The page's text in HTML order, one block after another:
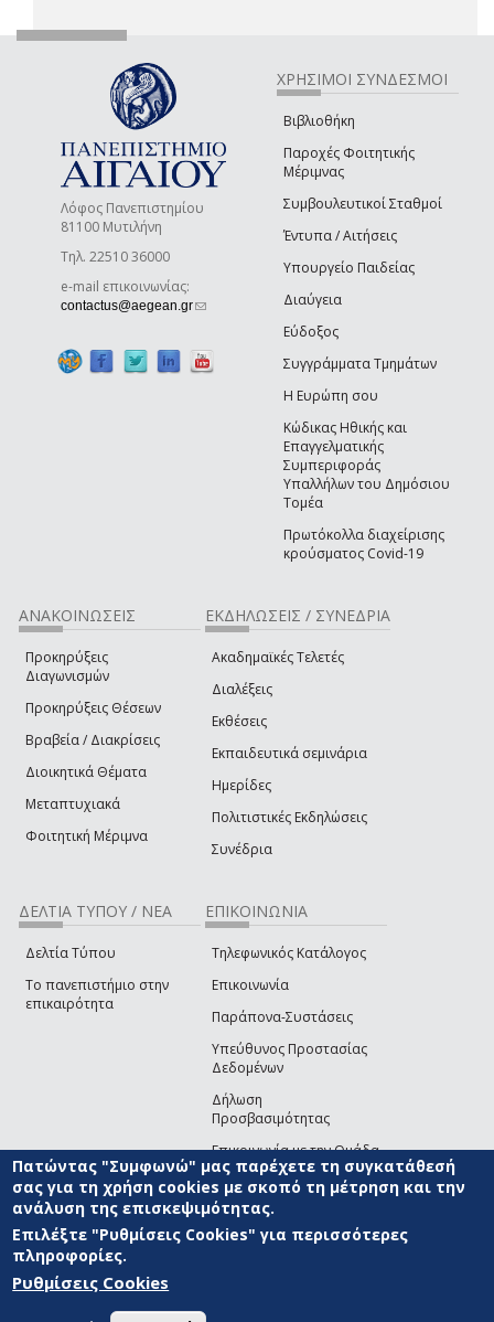
Λόφος Πανεπιστημίου
81100 Μυτιλήνη
Τηλ. 22510 36000
e-mail επικοινωνίας:
contactus@aegean.gr(link sends e-mail)
ΧΡΗΣΙΜΟΙ ΣΥΝΔΕΣΜΟΙ
Βιβλιοθήκη
Παροχές Φοιτητικής
Μέριμνας
Συμβουλευτικοί Σταθμοί
Έντυπα / Αιτήσεις
Υπουργείο Παιδείας
Διαύγεια
Εύδοξος
Συγγράμματα Τμημάτων
Η Ευρώπη σου
Κώδικας Ηθικής και
Επαγγελματικής
Συμπεριφοράς
Υπαλλήλων του Δημόσιου
Τομέα
Πρωτόκολλα διαχείρισης
κρούσματος Covid-19
ΑΝΑΚΟΙΝΩΣΕΙΣ
Προκηρύξεις
Διαγωνισμών
Προκηρύξεις Θέσεων
Βραβεία / Διακρίσεις
Διοικητικά Θέματα
Μεταπτυχιακά
Φοιτητική Μέριμνα
ΕΚΔΗΛΩΣΕΙΣ / ΣΥΝΕΔΡΙΑ
Ακαδημαϊκές Τελετές
Διαλέξεις
Εκθέσεις
Εκπαιδευτικά σεμινάρια
Ημερίδες
Πολιτιστικές Εκδηλώσεις
Συνέδρια
ΔΕΛΤΙΑ ΤΥΠΟΥ / ΝΕΑ
Δελτία Τύπου
Το πανεπιστήμιο στην
επικαιρότητα
ΕΠΙΚΟΙΝΩΝΙΑ
Τηλεφωνικός Κατάλογος
Επικοινωνία
Παράπονα-Συστάσεις
Υπεύθυνος Προστασίας
Δεδομένων
Δήλωση
Προσβασιμότητας
Επικοινωνία με την Ομάδα
Ανάπτυξης του site(link sends e-mail)
© ΠΑΝΕΠΙΣΤΗΜΙΟ ΑΙΓΑΙΟΥ ΟΡΟΙ ΧΡΗΣΗΣ
ΑΝΑΠΤΥΞΗΣ
Πατώντας "Συμφωνώ" μας παρέχετε τη συγκατάθεσή
σας για τη χρήση cookies με σκοπό τη μέτρηση και την
ανάλυση της επισκεψιμότητας.
Επιλέξτε "Ρυθμίσεις Cookies" για περισσότερες
πληροφορίες.
Ρυθμίσεις Cookies